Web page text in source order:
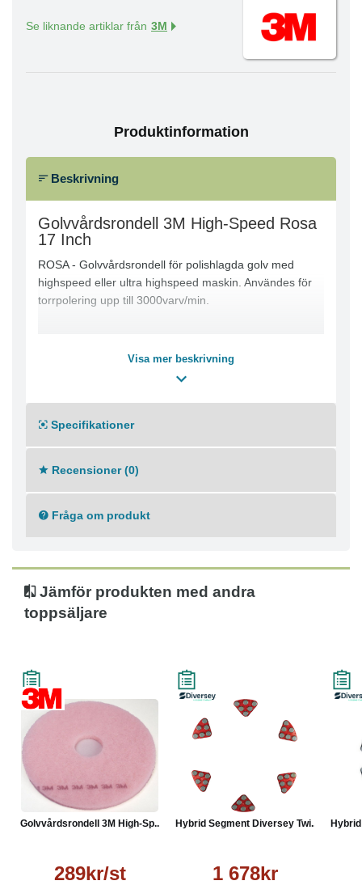
Se liknande artiklar från 3M
Produktinformation
Beskrivning
Golvvårdsrondell 3M High-Speed Rosa
17 Inch
ROSA - Golvvårdsrondell för polishlagda golv med
highspeed eller ultra highspeed maskin. Användes för
torrpolering upp till 3000varv/min.
Visa mer beskrivning
Specifikationer
Recensioner (0)
Fråga om produkt
Jämför produkten med andra
toppsäljare
Golvvårdsrondell 3M High-Sp...
289kr/st
Hybrid Segment Diversey Twi...
1 678kr